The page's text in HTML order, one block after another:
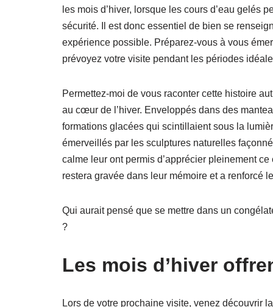
les mois d’hiver, lorsque les cours d’eau gelés
sécurité. Il est donc essentiel de bien se
expérience possible. Préparez-vous à vous
prévoyez votre visite pendant les périodes
Permettez-moi de vous raconter cette histoire
au cœur de l’hiver. Enveloppés dans des
formations glacées qui scintillaient sous la
émerveillés par les sculptures naturelles
calme leur ont permis d’apprécier pleinement
restera gravée dans leur mémoire et a renforcé
Qui aurait pensé que se mettre dans un
?
Les mois d’hiver
Lors de votre prochaine visite, venez découvrir